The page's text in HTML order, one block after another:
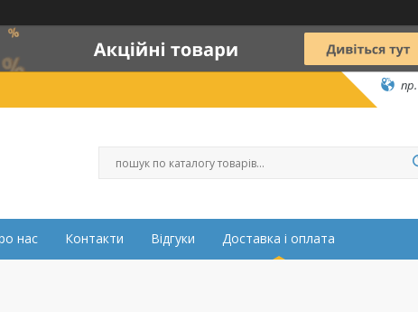
нас Контакти Відгуки Доставка і оплата